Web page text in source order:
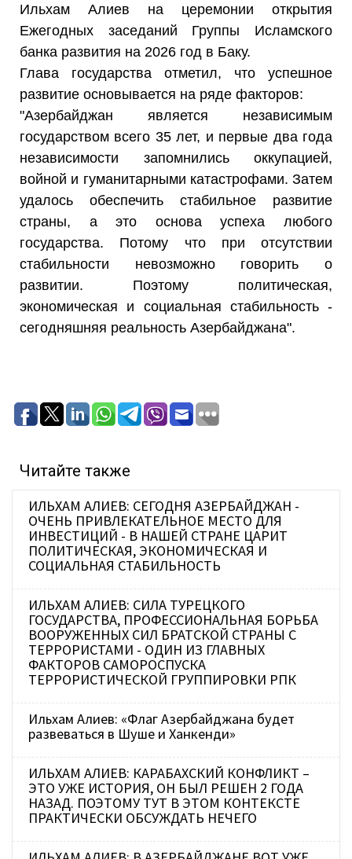
Ильхам Алиев на церемонии открытия
Ежегодных заседаний Группы Исламского
банка развития на 2026 год в Баку.
Глава государства отметил, что успешное
развитие основывается на ряде факторов:
"Азербайджан является независимым
государством всего 35 лет, и первые два года
независимости запомнились оккупацией,
войной и гуманитарными катастрофами. Затем
удалось обеспечить стабильное развитие
страны, а это основа успеха любого
государства. Потому что при отсутствии
стабильности невозможно говорить о
развитии. Поэтому политическая,
экономическая и социальная стабильность -
сегодняшняя реальность Азербайджана".
Читайте также
ИЛЬХАМ АЛИЕВ: СЕГОДНЯ АЗЕРБАЙДЖАН -
ОЧЕНЬ ПРИВЛЕКАТЕЛЬНОЕ МЕСТО ДЛЯ
ИНВЕСТИЦИЙ - В НАШЕЙ СТРАНЕ ЦАРИТ
ПОЛИТИЧЕСКАЯ, ЭКОНОМИЧЕСКАЯ И
СОЦИАЛЬНАЯ СТАБИЛЬНОСТЬ
ИЛЬХАМ АЛИЕВ: СИЛА ТУРЕЦКОГО
ГОСУДАРСТВА, ПРОФЕССИОНАЛЬНАЯ БОРЬБА
ВООРУЖЕННЫХ СИЛ БРАТСКОЙ СТРАНЫ С
ТЕРРОРИСТАМИ - ОДИН ИЗ ГЛАВНЫХ
ФАКТОРОВ САМОРОСПУСКА
ТЕРРОРИСТИЧЕСКОЙ ГРУППИРОВКИ РПК
Ильхам Алиев: «Флаг Азербайджана будет
развеваться в Шуше и Ханкенди»
ИЛЬХАМ АЛИЕВ: КАРАБАХСКИЙ КОНФЛИКТ –
ЭТО УЖЕ ИСТОРИЯ, ОН БЫЛ РЕШЕН 2 ГОДА
НАЗАД. ПОЭТОМУ ТУТ В ЭТОМ КОНТЕКСТЕ
ПРАКТИЧЕСКИ ОБСУЖДАТЬ НЕЧЕГО